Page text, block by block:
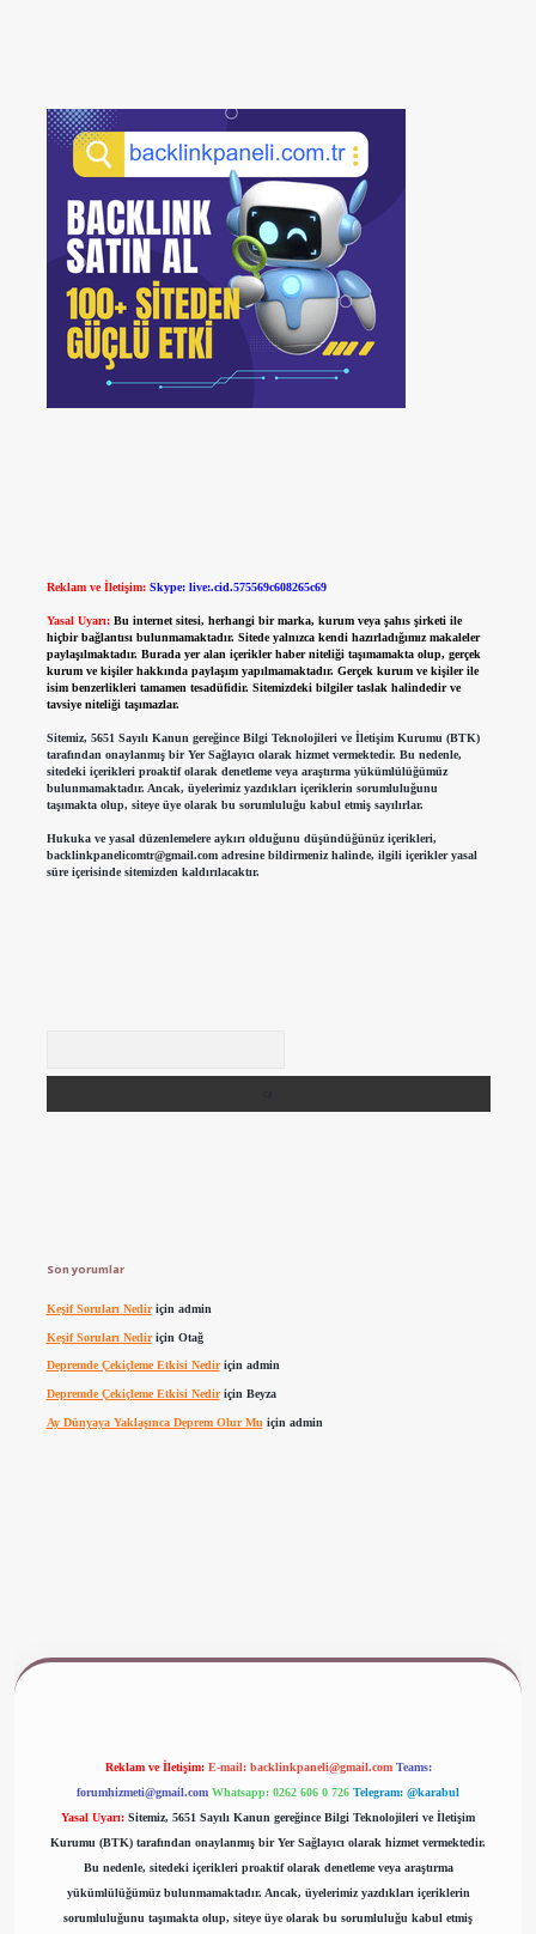
Reklam ve İletişim: Skype: live:.cid.575569c608265c69
Yasal Uyarı: Bu internet sitesi, herhangi bir marka, kurum veya şahıs şirketi ile
hiçbir bağlantısı bulunmamaktadır. Sitede yalnızca kendi hazırladığımız makaleler
paylaşılmaktadır. Burada yer alan içerikler haber niteliği taşımamakta olup, gerçek
kurum ve kişiler hakkında paylaşım yapılmamaktadır. Gerçek kurum ve kişiler ile
isim benzerlikleri tamamen tesadüfidir. Sitemizdeki bilgiler taslak halindedir ve
tavsiye niteliği taşımazlar.
Sitemiz, 5651 Sayılı Kanun gereğince Bilgi Teknolojileri ve İletişim Kurumu (BTK)
tarafından onaylanmış bir Yer Sağlayıcı olarak hizmet vermektedir. Bu nedenle,
sitedeki içerikleri proaktif olarak denetleme veya araştırma yükümlülüğümüz
bulunmamaktadır. Ancak, üyelerimiz yazdıkları içeriklerin sorumluluğunu
taşımakta olup, siteye üye olarak bu sorumluluğu kabul etmiş sayılırlar.
Hukuka ve yasal düzenlemelere aykırı olduğunu düşündüğünüz içerikleri,
backlinkpanelicomtr@gmail.comadresine bildirmeniz halinde, ilgili içerikler yasal
süre içerisinde sitemizden kaldırılacaktır.
Son yorumlar
Keşif Soruları Nediriçin admin
Keşif Soruları Nediriçin Otağ
Depremde Çekiçleme Etkisi Nediriçin admin
Depremde Çekiçleme Etkisi Nediriçin Beyza
Ay Dünyaya Yaklaşınca Deprem Olur Mu için admin
Reklam ve İletişim: E-mail: backlinkpaneli@gmail.com Teams:
forumhizmeti@gmail.com Whatsapp: 0262 606 0 726 Telegram: @karabul
Yasal Uyarı: Sitemiz, 5651 Sayılı Kanun gereğince Bilgi Teknolojileri ve İletişim
Kurumu (BTK) tarafından onaylanmış bir Yer Sağlayıcı olarak hizmet vermektedir.
Bu nedenle, sitedeki içerikleri proaktif olarak denetleme veya araştırma
yükümlülüğümüz bulunmamaktadır. Ancak, üyelerimiz yazdıkları içeriklerin
sorumluluğunu taşımakta olup, siteye üye olarak bu sorumluluğu kabul etmiş